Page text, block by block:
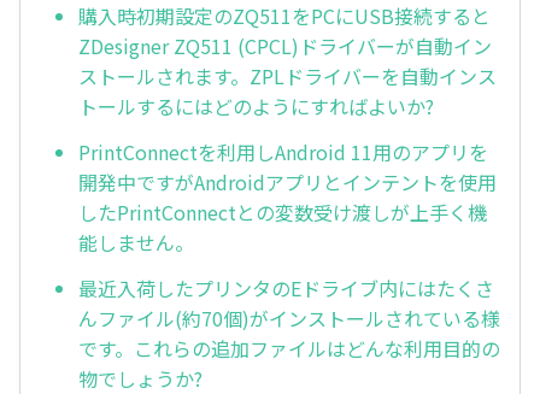
購入時初期設定のZQ511をPCにUSB接続すると
ZDesigner ZQ511 (CPCL)ドライバーが自動イン
ストールされます。ZPLドライバーを自動インス
トールするにはどのようにすればよいか?
PrintConnectを利用しAndroid 11用のアプリを
開発中ですがAndroidアプリとインテントを使用
したPrintConnectとの変数受け渡しが上手く機
能しません。
最近入荷したプリンタのEドライブ内にはたくさ
んファイル(約70個)がインストールされている様
です。これらの追加ファイルはどんな利用目的の
物でしょうか?